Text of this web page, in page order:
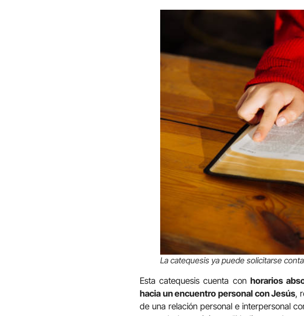
La catequesis ya puede solicitarse
Esta catequesis cuenta con horarios
hacia un encuentro personal con Jesús,
de una relación personal e interpersonal